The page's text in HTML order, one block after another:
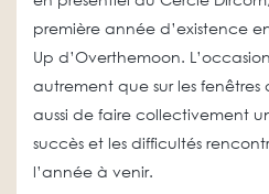
première année d’existence
Up d’Overthemoon.
autrement que sur les fenêtres
aussi de faire collectivement
succès et les difficultés
l’année à venir.